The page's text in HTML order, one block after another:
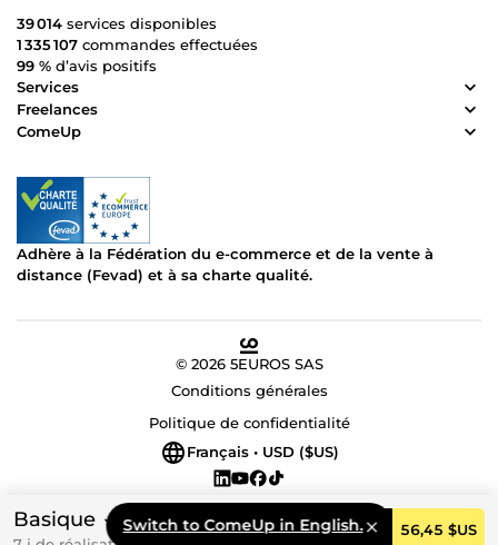
Basique Commander 56,45 $US
Switch to ComeUp in English.
39 014 services disponibles
1 335 107 commandes effectuées
99 % d’avis positifs
Services
Freelances
ComeUp
Adhère à la Fédération du e-commerce et de la vente à
distance (Fevad) et à sa charte qualité.
© 2026 5EUROS SAS
Conditions générales
Politique de confidentialité
Français • USD ($US)